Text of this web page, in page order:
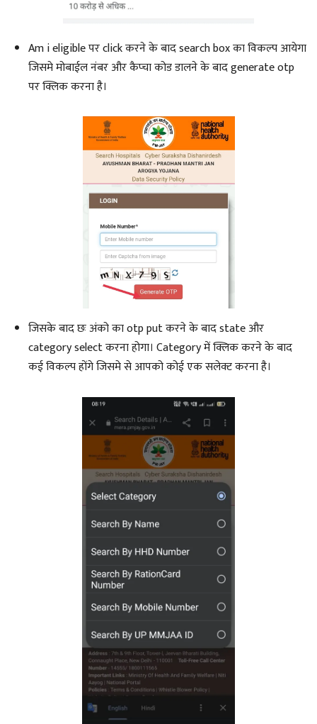
Am i eligible पर click करने के बाद search box का विकल्प आयेगा
जिसमे मोबाईल नंबर और कैप्चा कोड डालने के बाद generate otp
पर क्लिक करना है।
जिसके बाद छः अंको का otp put करने के बाद state और
category select करना होगा। Category में क्लिक करने के बाद
कई विकल्प होंगे जिसमे से आपको कोई एक सलेक्ट करना है।